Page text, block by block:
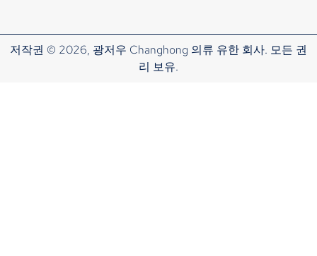
저작권 © 2026, 광저우 Changhong 의류 유한 회사. 모든 권
리 보유.